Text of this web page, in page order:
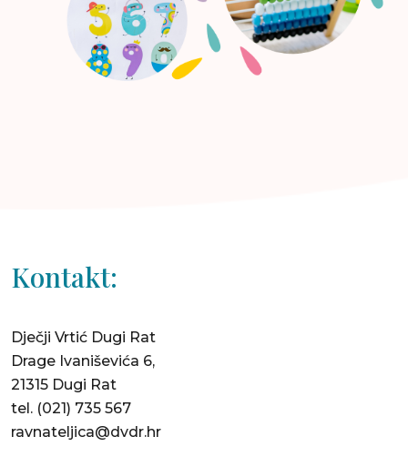
Kontakt:
Dječji Vrtić Dugi Rat
Drage Ivaniševića 6,
21315 Dugi Rat
tel. (021) 735 567
ravnateljica@dvdr.hr